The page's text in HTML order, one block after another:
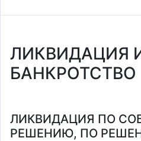
ЛИКВИДАЦИЯ
БАНКРОТСТВО
ЛИКВИДАЦИЯ ПО
РЕШЕНИЮ, ПО